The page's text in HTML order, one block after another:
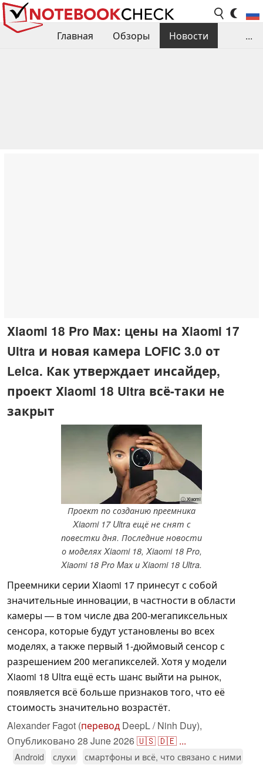
Главная Обзоры
Новости
...
Xiaomi 18 Pro Max: цены на Xiaomi 17
Ultra и новая камера LOFIC 3.0 от
Leica. Как утверждает инсайдер,
проект Xiaomi 18 Ultra всё-таки не
закрыт
ⓘ Xiaomi
Проект по созданию преемника
Xiaomi 17 Ultra ещё не снят с
повестки дня. Последние новости
о моделях Xiaomi 18, Xiaomi 18 Pro,
Xiaomi 18 Pro Max и Xiaomi 18 Ultra.
Преемники серии Xiaomi 17 принесут с собой
значительные инновации, в частности в области
камеры — в том числе два 200-мегапиксельных
сенсора, которые будут установлены во всех
моделях, а также первый 1-дюймовый сенсор с
разрешением 200 мегапикселей. Хотя у модели
Xiaomi 18 Ultra ещё есть шанс выйти на рынок,
появляется всё больше признаков того, что её
стоимость значительно возрастёт.
Alexander Fagot (перевод DeepL / Ninh Duy),
Опубликовано 28 June 2026🇺🇸🇩🇪 ...
Android слухи смартфоны и всё, что связано с ними